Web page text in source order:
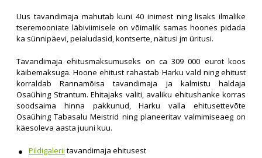
Uus tavandimaja mahutab kuni 40 inimest ning lisaks ilmalike
tseremooniate läbiviimisele on võimalik samas hoones pidada
ka sünnipäevi, peialudasid, kontserte, näitusi jm üritusi.
Tavandimaja ehitusmaksumuseks on ca 309 000 eurot koos
käibemaksuga. Hoone ehitust rahastab Harku vald ning ehitust
korraldab Rannamõisa tavandimaja ja kalmistu haldaja
Osaühing Strantum. Ehitajaks valiti, avaliku ehitushanke korras
soodsaima hinna pakkunud, Harku valla ehitusettevõte
Osaühing Tabasalu Meistrid ning planeeritav valmimiseaeg on
käesoleva aasta juuni kuu.
Pildigalerii tavandimaja ehitusest